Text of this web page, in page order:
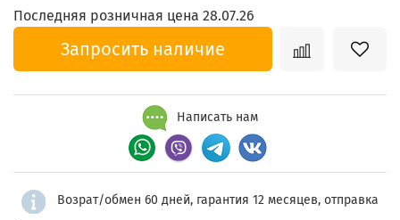
Последняя розничная цена 28.07.26
Запросить наличие
Написать нам
Возрат/обмен 60 дней, гарантия 12 месяцев, отправка